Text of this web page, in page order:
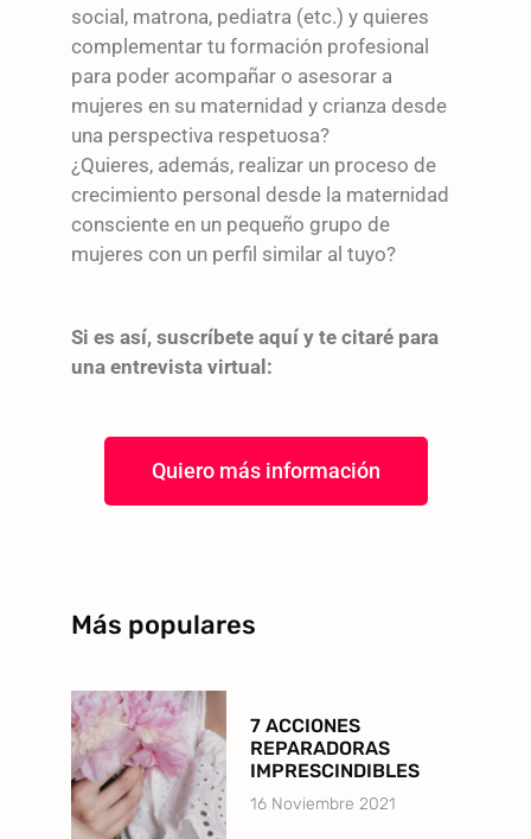
social, matrona, pediatra (etc.) y quieres
complementar tu formación profesional
para poder acompañar o asesorar a
mujeres en su maternidad y crianza desde
una perspectiva respetuosa?
¿Quieres, además, realizar un proceso de
crecimiento personal desde la maternidad
consciente en un pequeño grupo de
mujeres con un perfil similar al tuyo?
Si es así, suscríbete aquí y te citaré para
una entrevista virtual:
Quiero más información
Más populares
7 ACCIONES
REPARADORAS
IMPRESCINDIBLES
16 Noviembre 2021